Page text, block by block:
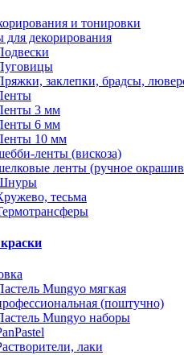
и тонировки
для декорирования
заклепки, брадсы,
3 мм
6 мм
10 мм
ленты (вискоза)
ленты (ручное
тесьма
Mungyo мягкая
(поштучно)
Mungyo наборы
лаки